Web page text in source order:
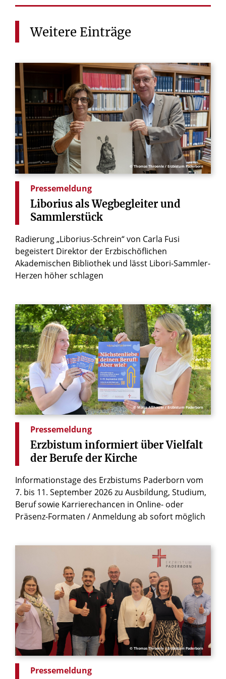
Weitere Einträge
© Thomas Throenle / Erzbistum Paderborn
Pressemeldung
Liborius als Wegbegleiter und
Sammlerstück
Radierung „Liborius-Schrein“ von Carla Fusi
begeistert Direktor der Erzbischöflichen
Akademischen Bibliothek und lässt Libori-Sammler-
Herzen höher schlagen
© Maria Aßhauer / Erzbistum Paderborn
Pressemeldung
Erzbistum informiert über Vielfalt
der Berufe der Kirche
Informationstage des Erzbistums Paderborn vom
7. bis 11. September 2026 zu Ausbildung, Studium,
Beruf sowie Karrierechancen in Online- oder
Präsenz-Formaten / Anmeldung ab sofort möglich
© Thomas Throenle / Erzbistum Paderborn
Pressemeldung